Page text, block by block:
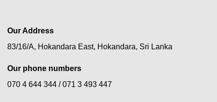
Our Address
83/16/A, Hokandara East, Hokandara, Sri Lanka
Our phone numbers
070 4 644 344 /071 3 493 447